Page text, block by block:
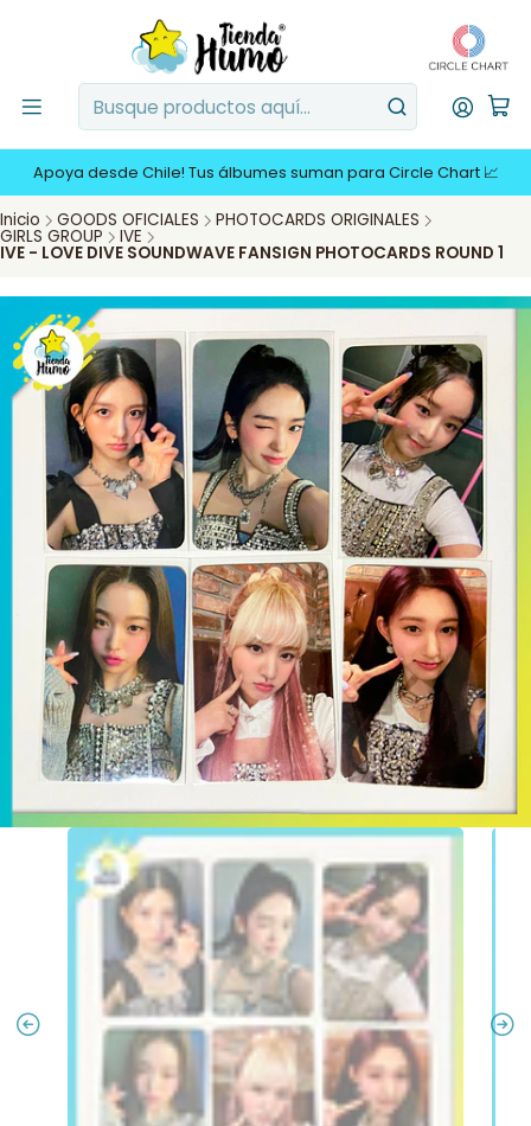
Apoya desde Chile! Tus álbumes suman para Circle Chart 📈
Inicio GOODS OFICIALES PHOTOCARDS ORIGINALES
GIRLS GROUP IVE
IVE - LOVE DIVE SOUNDWAVE FANSIGN PHOTOCARDS ROUND 1